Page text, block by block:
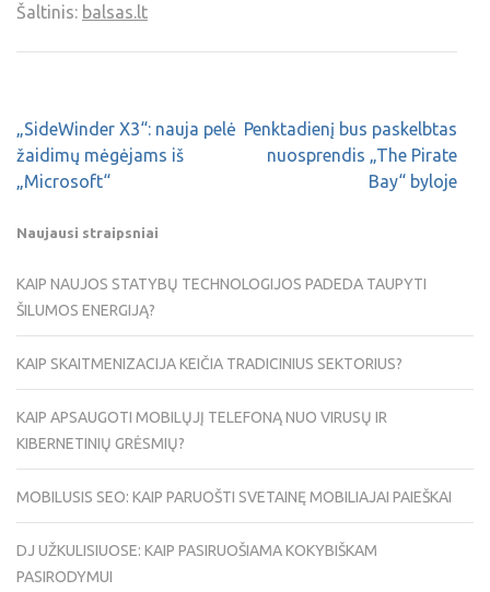
Šaltinis: balsas.lt
„SideWinder X3“: nauja pelė
žaidimų mėgėjams iš
„Microsoft“
Penktadienį bus paskelbtas
nuosprendis „The Pirate
Bay“ byloje
Naujausi straipsniai
KAIP NAUJOS STATYBŲ TECHNOLOGIJOS PADEDA TAUPYTI
ŠILUMOS ENERGIJĄ?
KAIP SKAITMENIZACIJA KEIČIA TRADICINIUS SEKTORIUS?
KAIP APSAUGOTI MOBILŲJĮ TELEFONĄ NUO VIRUSŲ IR
KIBERNETINIŲ GRĖSMIŲ?
MOBILUSIS SEO: KAIP PARUOŠTI SVETAINĘ MOBILIAJAI PAIEŠKAI
DJ UŽKULISIUOSE: KAIP PASIRUOŠIAMA KOKYBIŠKAM
PASIRODYMUI